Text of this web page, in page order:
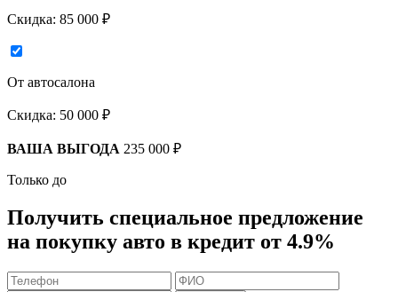
Скидка: 85 000 ₽
От автосалона
Скидка: 50 000 ₽
ВАША ВЫГОДА 235 000 ₽
Только до
Получить специальное предложение
на покупку авто в кредит от 4.9%